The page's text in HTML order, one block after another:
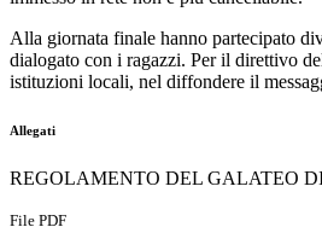
Alla giornata finale hanno partecipato
dialogato con i ragazzi. Per il direttivo
istituzioni locali, nel diffondere il
Allegati
REGOLAMENTO DEL GALATEO
File PDF